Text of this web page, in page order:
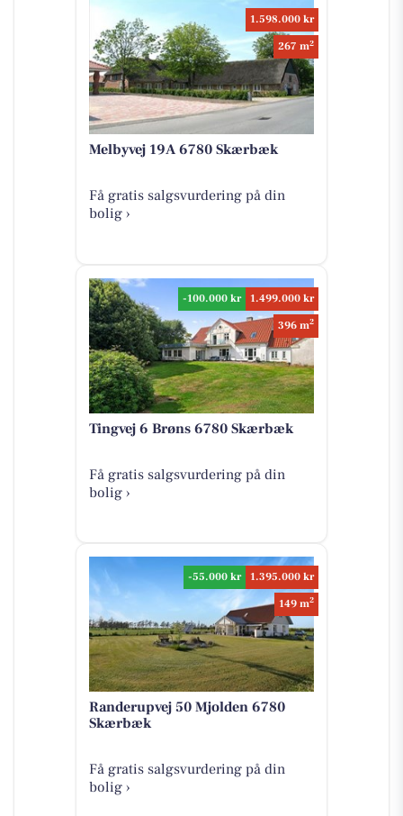
1.598.000 kr
267 m2
Melbyvej 19A 6780 Skærbæk
Få gratis salgsvurdering på din
bolig ›
-100.000 kr
1.499.000 kr
396 m2
Tingvej 6 Brøns 6780 Skærbæk
Få gratis salgsvurdering på din
bolig ›
-55.000 kr
1.395.000 kr
149 m2
Randerupvej 50 Mjolden 6780
Skærbæk
Få gratis salgsvurdering på din
bolig ›